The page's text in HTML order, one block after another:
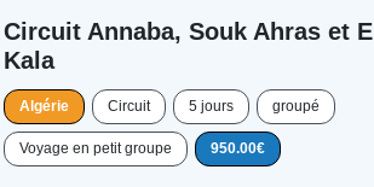
Circuit Annaba, Souk Ahras et El
Kala
Algérie Circuit 5 jours groupé
Voyage en petit groupe 950.00€